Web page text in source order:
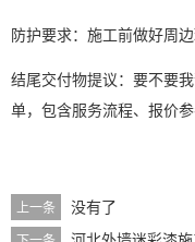
防护要求：施工前做好周
结尾交付物提议：要不要
单，包含服务流程、报价
上一条 没有了